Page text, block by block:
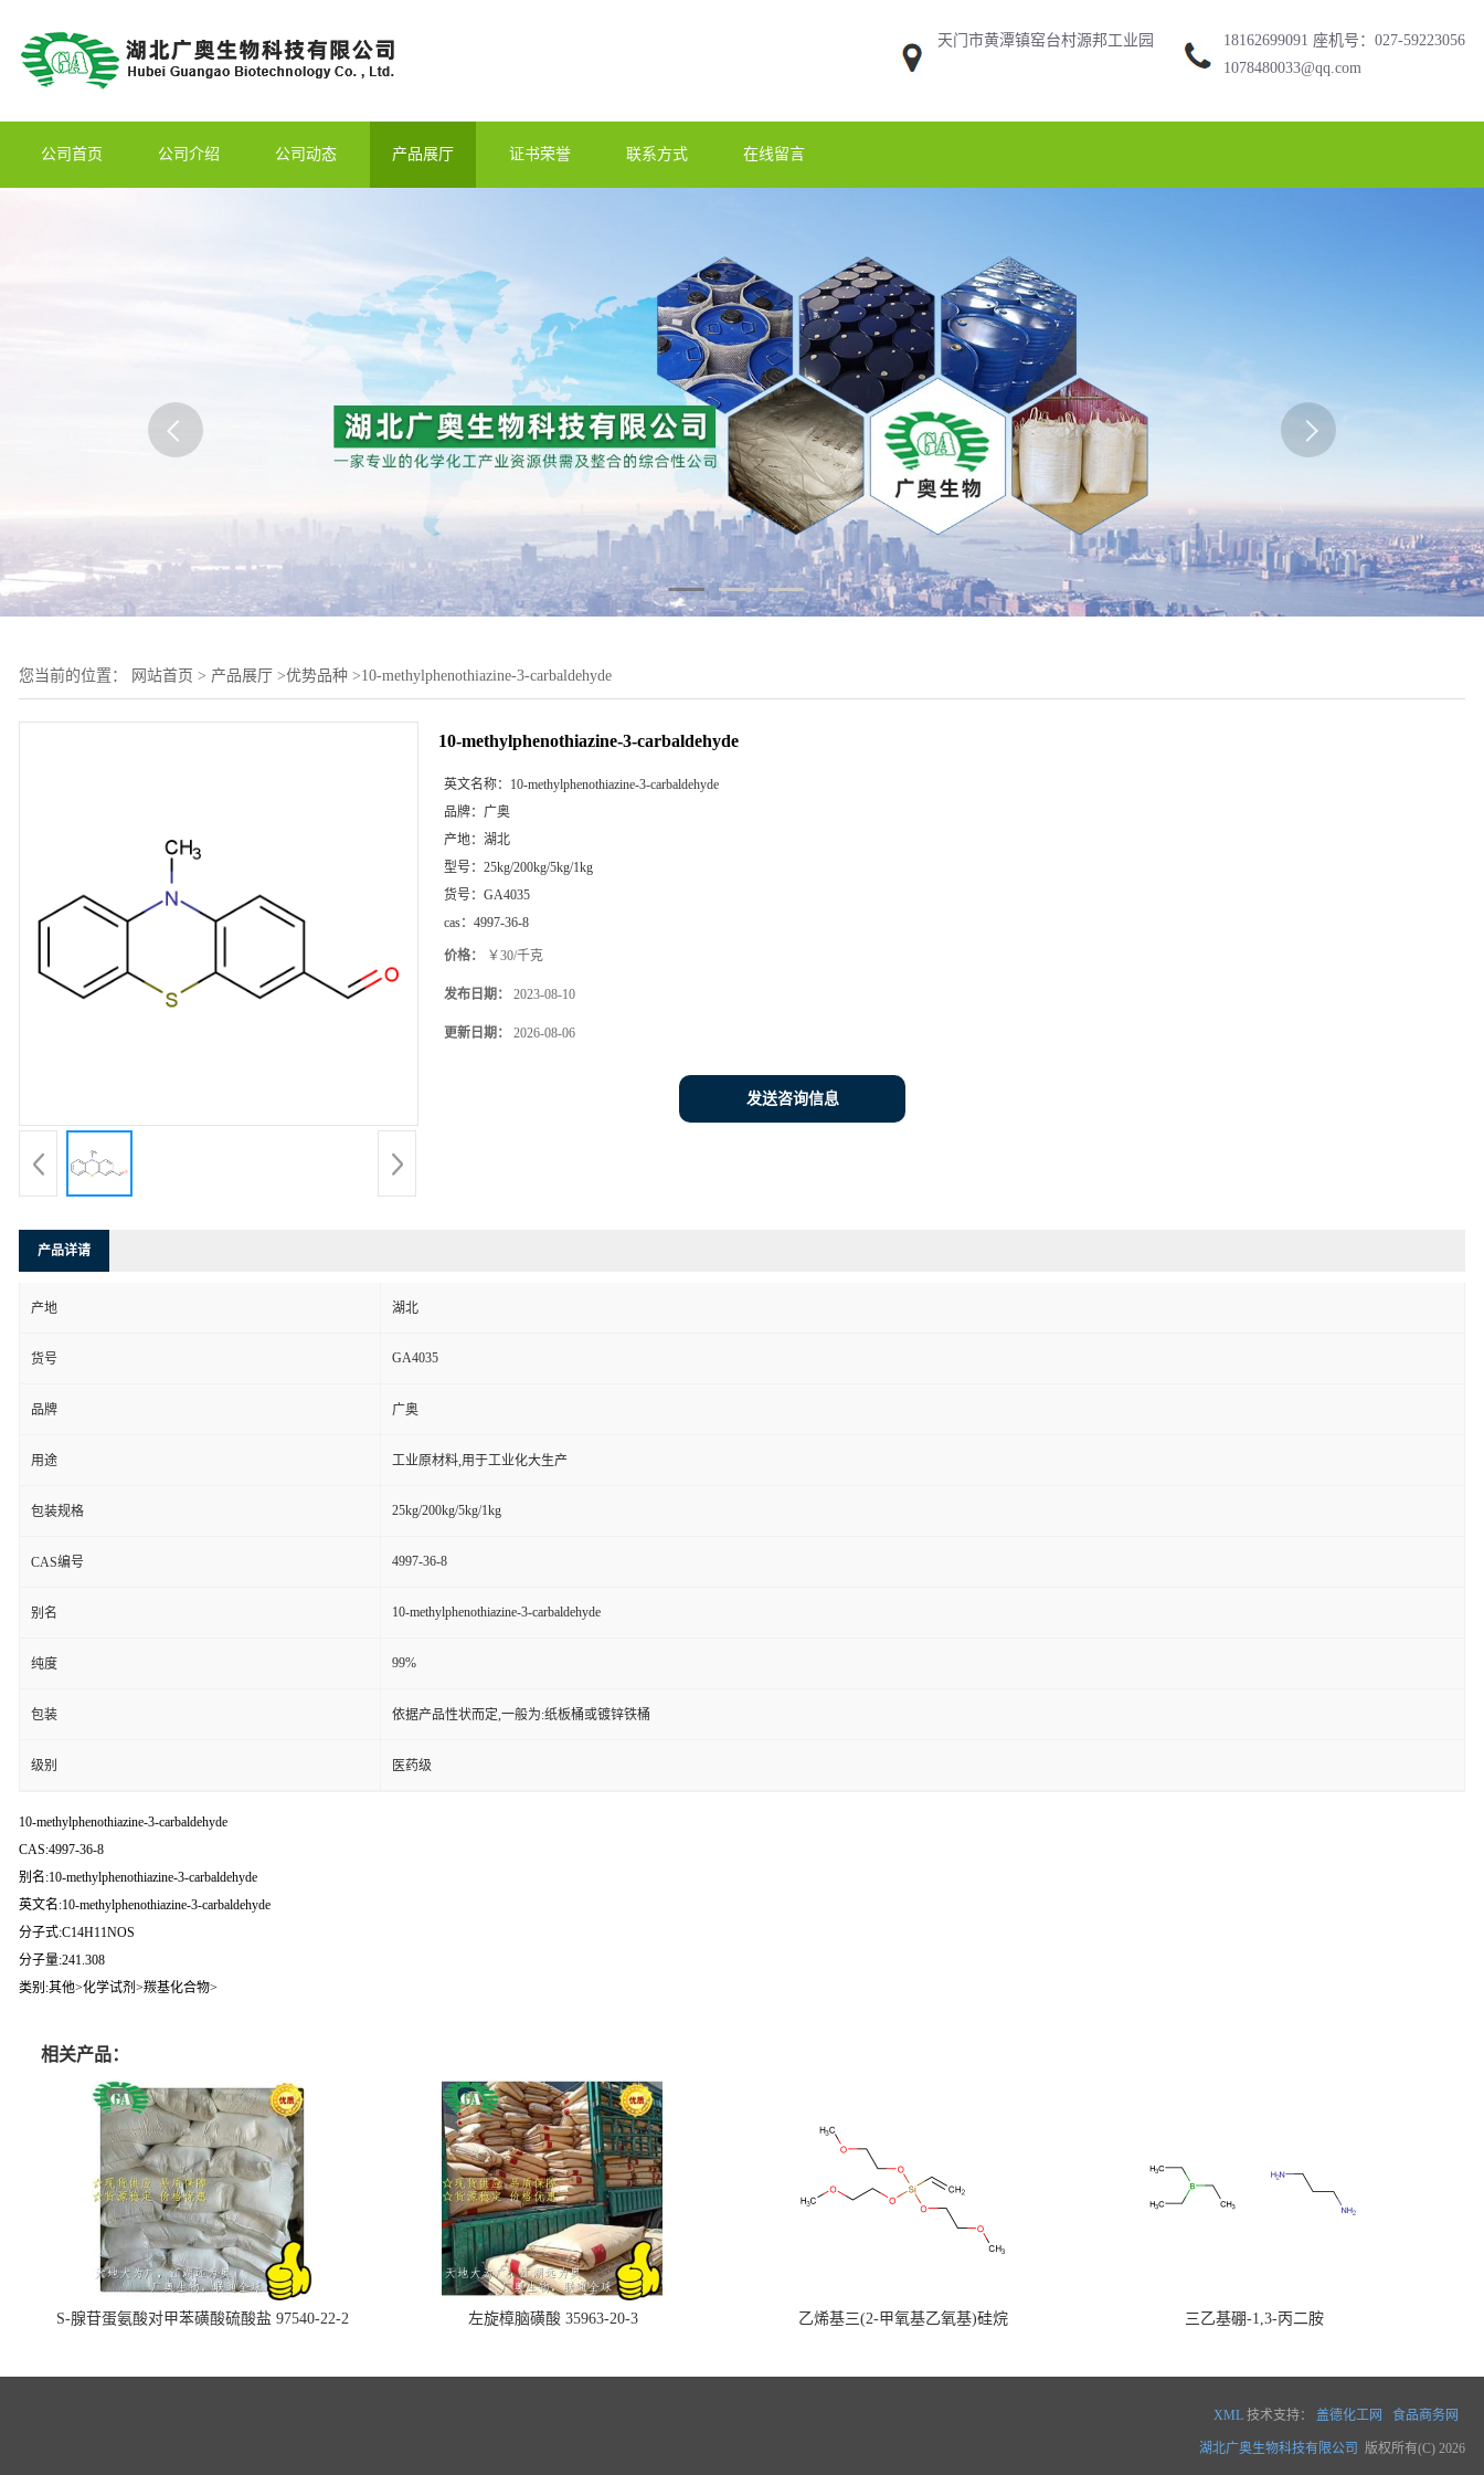
天门市黄潭镇窑台村源邦工业园
18162699091 座机号：027-59223056
1078480033@qq.com
公司首页 公司介绍 公司动态 产品展厅 证书荣誉 联系方式 在线留言
您当前的位置： 网站首页 > 产品展厅 >优势品种 >10-methylphenothiazine-3-carbaldehyde
10-methylphenothiazine-3-carbaldehyde
英文名称： 10-methylphenothiazine-3-carbaldehyde
品牌： 广奥
产地： 湖北
型号： 25kg/200kg/5kg/1kg
货号： GA4035
cas： 4997-36-8
价格： ￥30/千克
发布日期： 2023-08-10
更新日期： 2026-08-06
发送咨询信息
产品详请
产地 湖北
货号 GA4035
品牌 广奥
用途 工业原材料,用于工业化大生产
包装规格 25kg/200kg/5kg/1kg
CAS编号 4997-36-8
别名 10-methylphenothiazine-3-carbaldehyde
纯度 99%
包装 依据产品性状而定,一般为:纸板桶或镀锌铁桶
级别 医药级
10-methylphenothiazine-3-carbaldehyde
CAS:4997-36-8
别名:10-methylphenothiazine-3-carbaldehyde
英文名:10-methylphenothiazine-3-carbaldehyde
分子式:C14H11NOS
分子量:241.308
类别:其他>化学试剂>羰基化合物>
相关产品：
S-腺苷蛋氨酸对甲苯磺酸硫酸盐 97540-22-2 左旋樟脑磺酸 35963-20-3 乙烯基三(2-甲氧基乙氧基)硅烷 三乙基硼-1,3-丙二胺
XML 技术支持： 盖德化工网 食品商务网
湖北广奥生物科技有限公司 版权所有(C) 2026